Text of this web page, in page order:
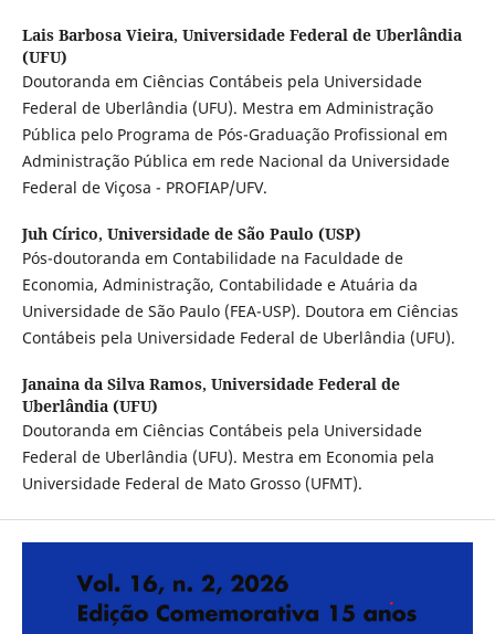
Lais Barbosa Vieira, Universidade Federal de Uberlândia
(UFU)
Doutoranda em Ciências Contábeis pela Universidade
Federal de Uberlândia (UFU). Mestra em Administração
Pública pelo Programa de Pós-Graduação Profissional em
Administração Pública em rede Nacional da Universidade
Federal de Viçosa - PROFIAP/UFV.
Juh Círico, Universidade de São Paulo (USP)
Pós-doutoranda em Contabilidade na Faculdade de
Economia, Administração, Contabilidade e Atuária da
Universidade de São Paulo (FEA-USP). Doutora em Ciências
Contábeis pela Universidade Federal de Uberlândia (UFU).
Janaina da Silva Ramos, Universidade Federal de
Uberlândia (UFU)
Doutoranda em Ciências Contábeis pela Universidade
Federal de Uberlândia (UFU). Mestra em Economia pela
Universidade Federal de Mato Grosso (UFMT).